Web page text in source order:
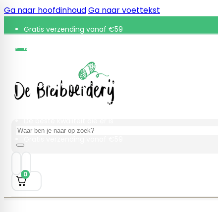
Ga naar hoofdinhoudGa naar voettekst
Gratis verzending vanaf €59
Retourneren binnen 30 dagen
De beste kwaliteit die er is
Gratis verzending vanaf €59
Retourneren binnen 30 dagen
Zoeken
0